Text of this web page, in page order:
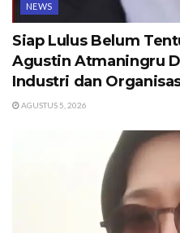
NEWS
Siap Lulus Belum
Agustin Atmaningru
Industri dan
AGUSTUS 5, 2026